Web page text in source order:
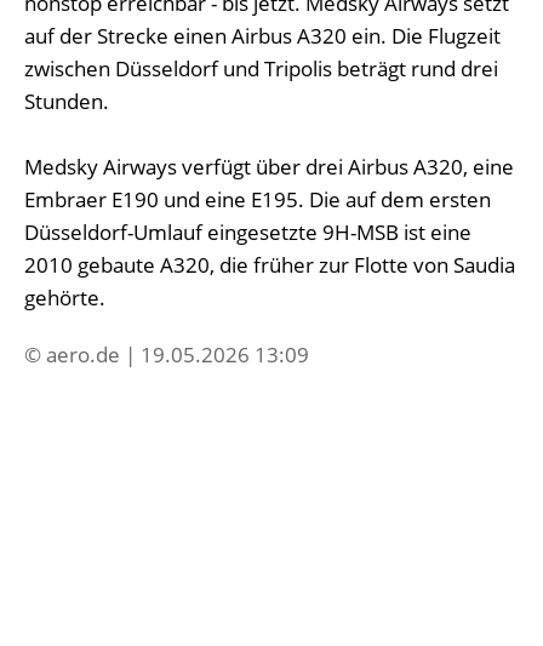
auf der Strecke einen Airbus A320 ein. Die Flugzeit
zwischen Düsseldorf und Tripolis beträgt rund drei
Stunden.
Medsky Airways verfügt über drei Airbus A320, eine
Embraer E190 und eine E195. Die auf dem ersten
Düsseldorf-Umlauf eingesetzte 9H-MSB ist eine
2010 gebaute A320, die früher zur Flotte von Saudia
gehörte.
© aero.de | 19.05.2026 13:09